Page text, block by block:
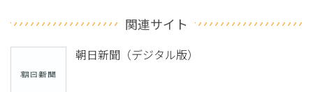
関連サイト
朝日新聞（デジタル版）